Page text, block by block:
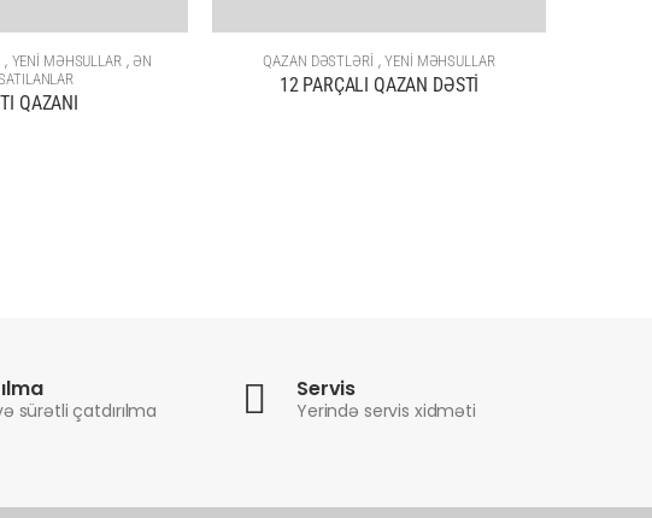
, YENİ MƏHSULLAR,ƏN
QAZANI
QAZAN DƏSTLƏRİ ,YENİ MƏHSULLAR
12 PARÇALI QAZAN DƏSTİ
sürətli çatdırılma
Servis
Yerində servis xidməti